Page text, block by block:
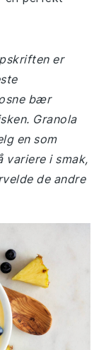
er
bær
Granola
en som
variere i smak,
de andre